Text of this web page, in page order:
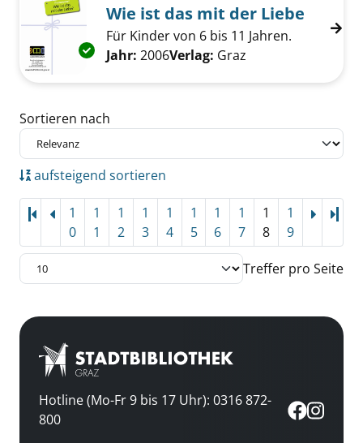
Exemplar-Details von Wie ist das mit der
Wie ist das mit der Liebe
Für Kinder von 6 bis 11 Jahren.
Suche nach diesem Verfasser
Jahr: 2006Verlag: Graz
Zu den Suchfiltern springen
Sortieren nach
aufsteigend sortieren
1
0
1
1
1
2
1
3
1
4
1
5
1
6
1
7
1
8
1
9
Treffer pro Seite
Hotline (Mo-Fr 9 bis 17 Uhr): 0316 872-
800